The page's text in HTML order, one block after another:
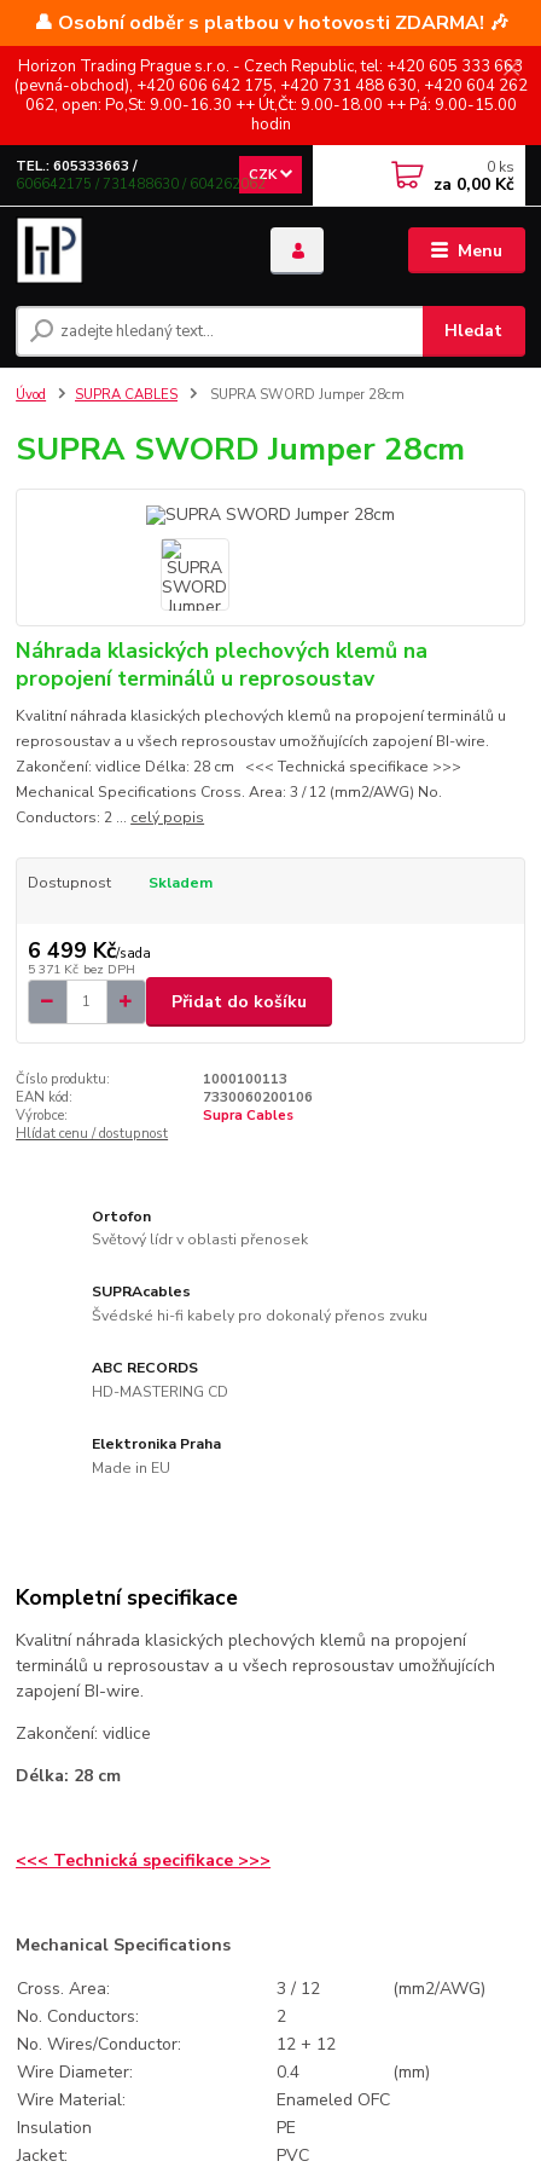
👤 Osobní odběr s platbou v hotovosti ZDARMA! 🎶
Horizon Trading Prague s.r.o. - Czech Republic, tel: +420 605 333 663
(pevná-obchod), +420 606 642 175, +420 731 488 630, +420 604 262
062, open: Po,St: 9.00-16.30 ++ Út,Čt: 9.00-18.00 ++ Pá: 9.00-15.00
hodin
Menu
CZK
Hledat
TEL.: 605333663 /
606642175 / 731488630 / 604262062
0 ks
za 0,00 Kč
Úvod SUPRA CABLES SUPRA SWORD Jumper 28cm
SUPRA SWORD Jumper 28cm
Náhrada klasických plechových klemů na
propojení terminálů u reprosoustav
Kvalitní náhrada klasických plechových klemů na propojení terminálů u
reprosoustav a u všech reprosoustav umožňujících zapojení BI-wire.
Zakončení: vidlice Délka: 28 cm <<< Technická specifikace >>>
Mechanical Specifications Cross. Area: 3 / 12 (mm2/AWG) No.
Conductors: 2 ... celý popis
Dostupnost Skladem
6 499 Kč/sada
5 371 Kč bez DPH
Přidat do košíku
Číslo produktu:
1000100113
EAN kód:
7330060200106
Výrobce:
Supra Cables
Hlídat cenu / dostupnost
Ortofon
Světový lídr v oblasti přenosek
SUPRAcables
Švédské hi-fi kabely pro dokonalý přenos zvuku
ABC RECORDS
HD-MASTERING CD
Elektronika Praha
Made in EU
Kompletní specifikace
Kvalitní náhrada klasických plechových klemů na propojení
terminálů u reprosoustav a u všech reprosoustav umožňujících
zapojení BI-wire.
Zakončení: vidlice
Délka: 28 cm
<<< Technická specifikace >>>
Mechanical Specifications
Cross. Area:
3 / 12
(mm2/AWG)
No. Conductors:
2
No. Wires/Conductor:
12 + 12
Wire Diameter:
0.4
(mm)
Wire Material:
Enameled OFC
Insulation
PE
Jacket:
PVC